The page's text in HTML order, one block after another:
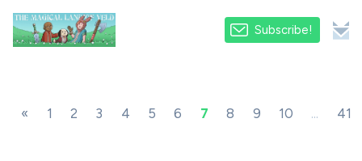
Subscribe!
« 1 2 3 4 5 6 7 8 9 10 ... 41